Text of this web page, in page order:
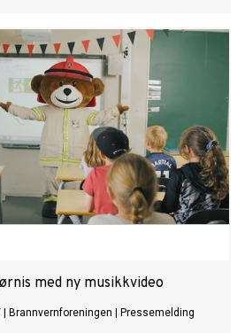
med ny musikkvideo
Brannvernforeningen Pressemelding